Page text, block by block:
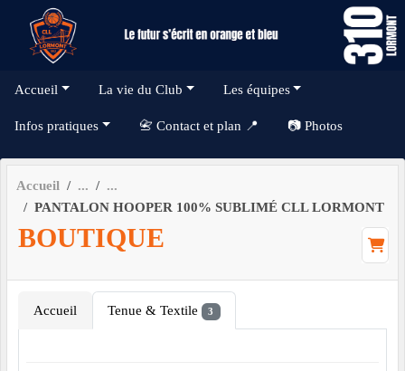
Accueil La vie du Club Les équipes
Infos pratiques 📇 Contact et plan 📍 📷 Photos
Accueil
PANTALON HOOPER 100% SUBLIMÉ CLL LORMONT
BOUTIQUE
Accueil Tenue & Textile 3
Panneau de gestion des cookies